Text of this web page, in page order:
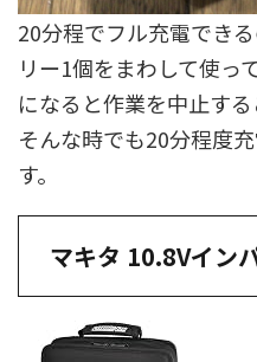
20分程でフル充電でき
リー1個をまわして使っ
になると作業を中止する
そんな時でも20分程度
す。
マキタ 10.8Vイン